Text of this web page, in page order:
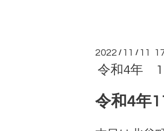
2022 / 11 / 11
令和4年
令和4年